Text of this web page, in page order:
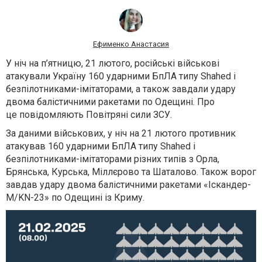
Ефименко Анастасия
У ніч на п’ятницю, 21 лютого, російські військові
атакували Україну 160 ударними БпЛА типу Shahed і
безпілотниками-імітаторами, а також завдали удару
двома балістичними ракетами по Одещині. Про
це повідомляють Повітряні сили ЗСУ.
За даними військових, у ніч на 21 лютого противник
атакував 160 ударними БпЛА типу Shahed і
безпілотниками-імітаторами різних типів з Орла,
Брянська, Курська, Міллєрово та Шаталово. Також ворог
завдав удару двома балістичними ракетами «Іскандер-
М/KN-23» по Одещині із Криму.